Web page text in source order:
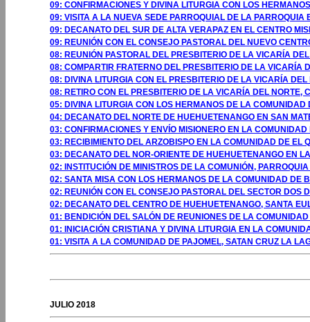
09: CONFIRMACIONES Y DIVINA LITURGIA CON LOS
09: VISITA A LA NUEVA SEDE PARROQUIAL DE LA
09: DECANATO DEL SUR DE ALTA VERAPAZ EN EL CENTRO
09: REUNIÓN CON EL CONSEJO PASTORAL DEL NUEVO
08: REUNIÓN PASTORAL DEL PRESBITERIO DE LA VICARÍA
08: COMPARTIR FRATERNO DEL PRESBITERIO DE LA VICARÍA
08: DIVINA LITURGIA CON EL PRESBITERIO DE LA VICARÍA
08: RETIRO CON EL PRESBITERIO DE LA VICARÍA DEL NORTE,
05: DIVINA LITURGIA CON LOS HERMANOS DE LA
04: DECANATO DEL NORTE DE HUEHUETENANGO EN SAN
03: CONFIRMACIONES Y ENVÍO MISIONERO EN LA
03: RECIBIMIENTO DEL ARZOBISPO EN LA COMUNIDAD DE EL
03: DECANATO DEL NOR-ORIENTE DE HUEHUETENANGO EN
02: INSTITUCIÓN DE MINISTROS DE LA COMUNIÓN,
02: SANTA MISA CON LOS HERMANOS DE LA COMUNIDAD DE
02: REUNIÓN CON EL CONSEJO PASTORAL DEL SECTOR
02: DECANATO DEL CENTRO DE HUEHUETENANGO, SANTA
01: BENDICIÓN DEL SALÓN DE REUNIONES DE LA
01: INICIACIÓN CRISTIANA Y DIVINA LITURGIA EN LA
01: VISITA A LA COMUNIDAD DE PAJOMEL, SATAN CRUZ LA
JULIO 2018